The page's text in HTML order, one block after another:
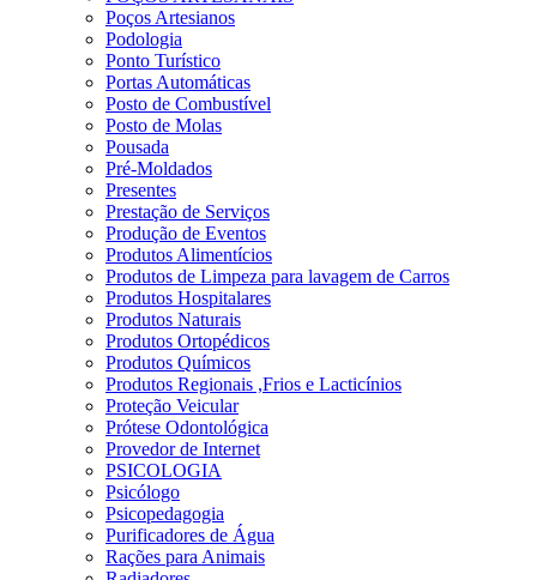
Poços Artesianos
Podologia
Ponto Turístico
Portas Automáticas
Posto de Combustível
Posto de Molas
Pousada
Pré-Moldados
Presentes
Prestação de Serviços
Produção de Eventos
Produtos Alimentícios
Produtos de Limpeza para lavagem de Carros
Produtos Hospitalares
Produtos Naturais
Produtos Ortopédicos
Produtos Químicos
Produtos Regionais ,Frios e Lacticínios
Proteção Veicular
Prótese Odontológica
Provedor de Internet
PSICOLOGIA
Psicólogo
Psicopedagogia
Purificadores de Água
Rações para Animais